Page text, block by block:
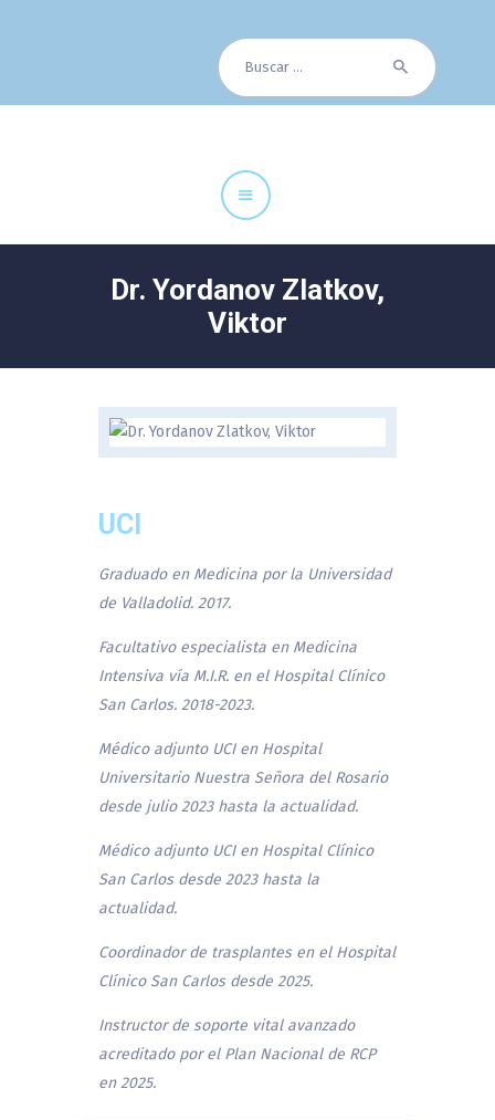
Buscar:
Dr. Yordanov Zlatkov,
Viktor
Cuadro Médico
Especialidades
UCI
Graduado en Medicina por la Universidad
de Valladolid. 2017.
Facultativo especialista en Medicina
Intensiva vía M.I.R. en el Hospital Clínico
San Carlos. 2018-2023.
Médico adjunto UCI en Hospital
Universitario Nuestra Señora del Rosario
desde julio 2023 hasta la actualidad.
Médico adjunto UCI en Hospital Clínico
San Carlos desde 2023 hasta la
actualidad.
Coordinador de trasplantes en el Hospital
Clínico San Carlos desde 2025.
Instructor de soporte vital avanzado
acreditado por el Plan Nacional de RCP
en 2025.